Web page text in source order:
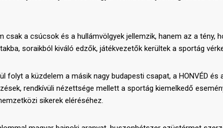
a csúcsok és a hullámvölgyek jellemzik, hanem az a tény,
soraikból kiváló edzők, játékvezetők kerültek a sportág
folyt a küzdelem a másik nagy budapesti csapat, a HONVÉD és
rendkívüli nézettsége mellett a sportág kiemelkedő
sikerek eléréséhez.